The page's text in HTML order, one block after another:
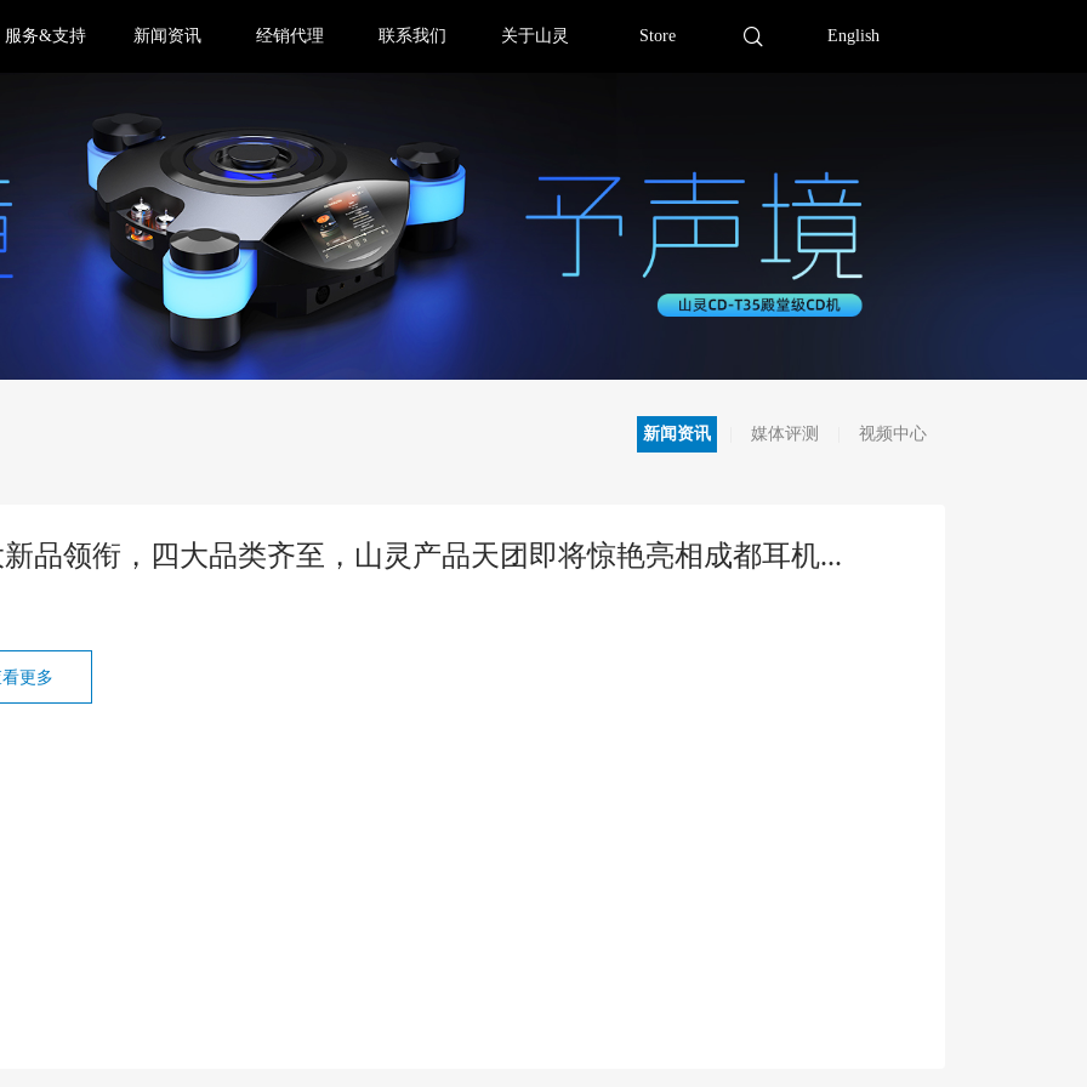
服务&支持 新闻资讯 经销代理 联系我们 关于山灵 Store English
新闻资讯 媒体评测 视频中心
品领衔，四大品类齐至，山灵产品天团即将惊艳亮相成都耳机...
更多